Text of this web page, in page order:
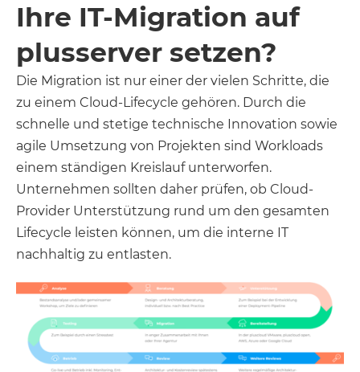
Ihre IT-Migration auf
plusserver setzen?
Die Migration ist nur einer der vielen Schritte, die
zu einem Cloud-Lifecycle gehören. Durch die
schnelle und stetige technische Innovation sowie
agile Umsetzung von Projekten sind Workloads
einem ständigen Kreislauf unterworfen.
Unternehmen sollten daher prüfen, ob Cloud-
Provider Unterstützung rund um den gesamten
Lifecycle leisten können, um die interne IT
nachhaltig zu entlasten.